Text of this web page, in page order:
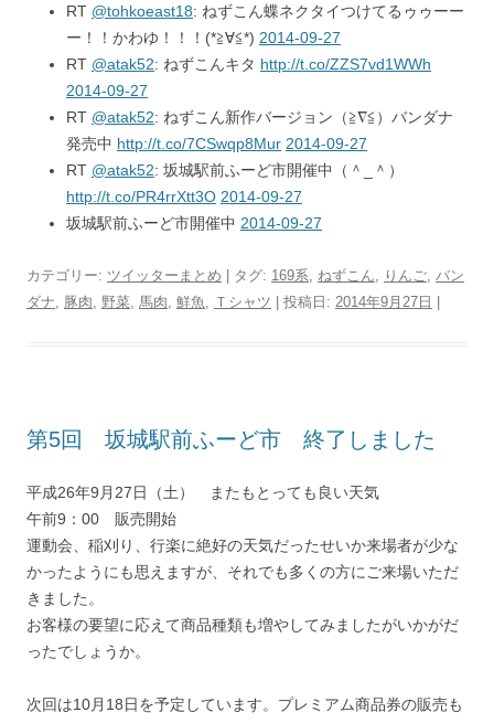
RT @tohkoeast18: ねずこん蝶ネクタイつけてるゥゥーー
ー！！かわゆ！！！(*≧∀≦*) 2014-09-27
RT @atak52: ねずこんキタ http://t.co/ZZS7vd1WWh
2014-09-27
RT @atak52: ねずこん新作バージョン（≧∇≦）バンダナ
発売中 http://t.co/7CSwqp8Mur 2014-09-27
RT @atak52: 坂城駅前ふーど市開催中（＾_＾）
http://t.co/PR4rrXtt3O 2014-09-27
坂城駅前ふーど市開催中 2014-09-27
カテゴリー: ツイッターまとめ | タグ: 169系 ねずこん りんご バン
ダナ
豚肉 野菜 馬肉 鮮魚 Ｔシャツ | 投稿日: 2014年9月27日
第5回 坂城駅前ふーど市 終了しました
平成26年9月27日（土） またもとっても良い天気
午前9：00 販売開始
運動会、稲刈り、行楽に絶好の天気だったせいか来場者が少な
かったようにも思えますが、それでも多くの方にご来場いただ
きました。
お客様の要望に応えて商品種類も増やしてみましたがいかがだ
ったでしょうか。
次回は10月18日を予定しています。プレミアム商品券の販売も